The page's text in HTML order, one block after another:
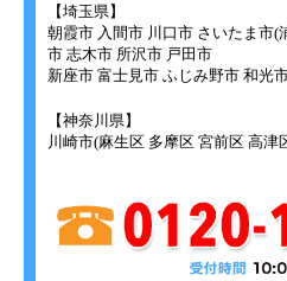
【埼玉県】
朝霞市 入間市 川口市 さいたま市(
市 志木市 所沢市 戸田市
新座市 富士見市 ふじみ野市 和光
【神奈川県】
川崎市(麻生区 多摩区 宮前区 高津